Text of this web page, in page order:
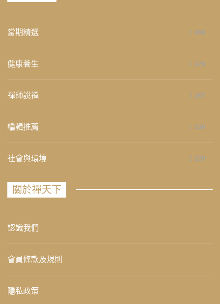
當期精選 658
健康養生 276
禪師說禪 267
編輯推薦 236
社會與環境 235
關於禪天下
認識我們
會員條款及規則
隱私政策